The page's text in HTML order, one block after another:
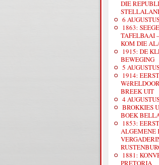
DIE
6
1863:
TAFELBAAI
KOM DIE
1915: DE
BEWEGING
5
1914:
BREEK UIT
4
BROKKIES
BOEK
1853:
ALGEMENE
1881:
PRETORIA